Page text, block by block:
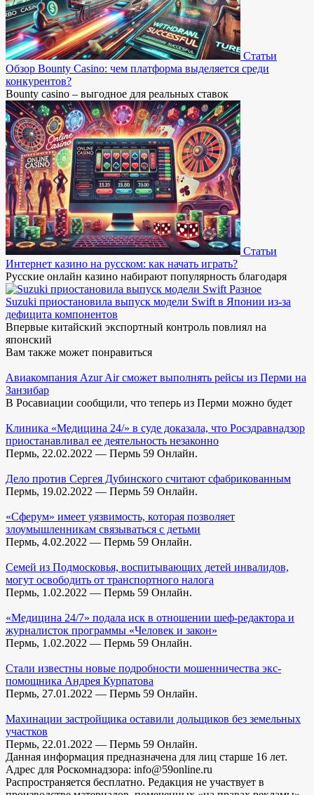
Статьи
Обзор Bounty Casino: чем платформа выделяется среди
конкурентов?
Bounty casino – выгодное для реальных ставок
Статьи
Интернет казино на русском: как начать играть?
Русские онлайн казино набирают популярность благодаря
Разное
Suzuki приостановила выпуск модели Swift в Японии из-за
дефицита компонентов
Впервые китайский экспортный контроль повлиял на
японский
Вам также может понравиться
Авиакомпания Azur Air сможет выполнять рейсы из Перми на
Занзибар
В Росавиации сообщили, что теперь из Перми можно будет
Клиника «Медицина 24/» в суде доказала, что Росздравнадзор
приостанавливал ее деятельность незаконно
Пермь, 22.02.2022 — Пермь 59 Онлайн.
Дело против Сергея Дубинского считают сфабрикованным
Пермь, 19.02.2022 — Пермь 59 Онлайн.
«Сферум» имеет уязвимость, которая позволяет
злоумышленникам связываться с детьми
Пермь, 4.02.2022 — Пермь 59 Онлайн.
Семей из Подмосковья, воспитывающих детей инвалидов,
могут освободить от транспортного налога
Пермь, 1.02.2022 — Пермь 59 Онлайн.
«Медицина 24/7» подала иск в отношении шеф-редактора и
журналисток программы «Человек и закон»
Пермь, 1.02.2022 — Пермь 59 Онлайн.
Стали известны новые подробности мошенничества экс-
помощника Андрея Курпатова
Пермь, 27.01.2022 — Пермь 59 Онлайн.
Махинации застройщика оставили дольщиков без земельных
участков
Пермь, 22.01.2022 — Пермь 59 Онлайн.
Данная информация предназначена для лиц старше 16 лет.
Адрес для Роскомнадзора: info@59online.ru
Распространяется бесплатно. Редакция не участвует в